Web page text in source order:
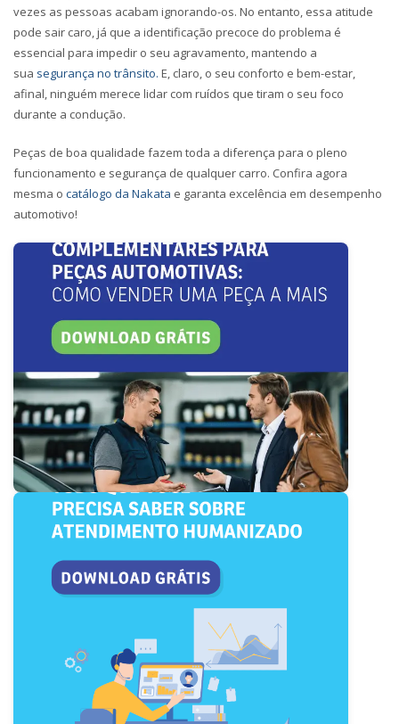
vezes as pessoas acabam ignorando-os. No entanto, essa atitude
pode sair caro, já que a identificação precoce do problema é
essencial para impedir o seu agravamento, mantendo a
sua segurança no trânsito. E, claro, o seu conforto e bem-estar,
afinal, ninguém merece lidar com ruídos que tiram o seu foco
durante a condução.
Peças de boa qualidade fazem toda a diferença para o pleno
funcionamento e segurança de qualquer carro. Confira agora
mesma o catálogo da Nakata e garanta excelência em desempenho
automotivo!